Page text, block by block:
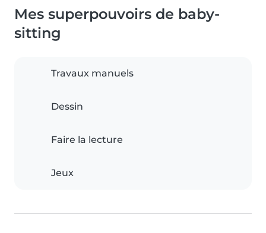
Mes superpouvoirs de baby-
sitting
Travaux manuels
Dessin
Faire la lecture
Jeux